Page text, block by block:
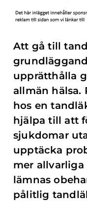
Att gå till
upprätthålla
allmän hälsa.
hos en
hjälpa till att
sjukdomar
upptäcka
mer
lämnas
pålitlig